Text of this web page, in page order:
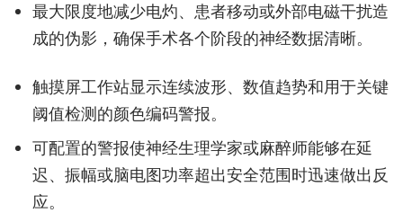
最大限度地减少电灼、患者移动或外部电磁干扰造
成的伪影，确保手术各个阶段的神经数据清晰。
触摸屏工作站显示连续波形、数值趋势和用于关键
阈值检测的颜色编码警报。
可配置的警报使神经生理学家或麻醉师能够在延
迟、振幅或脑电图功率超出安全范围时迅速做出反
应。